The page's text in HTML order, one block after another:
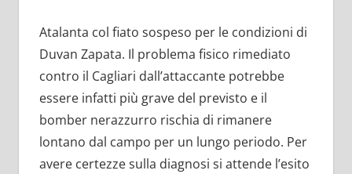
Atalanta col fiato sospeso per le condizioni di
Duvan Zapata. Il problema fisico rimediato
contro il Cagliari dall’attaccante potrebbe
essere infatti più grave del previsto e il
bomber nerazzurro rischia di rimanere
lontano dal campo per un lungo periodo. Per
avere certezze sulla diagnosi si attende l’esito